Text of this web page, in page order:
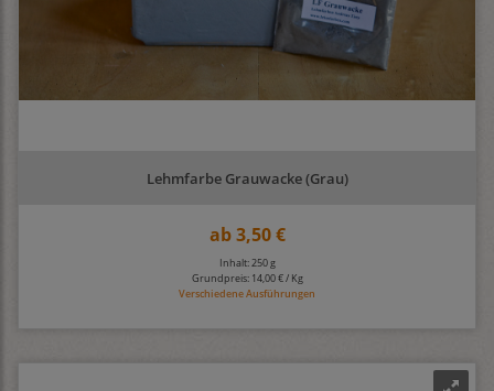
Lehmfarbe Grauwacke (Grau)
ab3,50 €
Inhalt: 250 g
Grundpreis: 14,00 € / Kg
Verschiedene Ausführungen